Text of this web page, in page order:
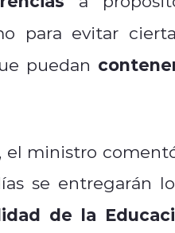
para evitar
puedan
ministro
se entregarán
de la